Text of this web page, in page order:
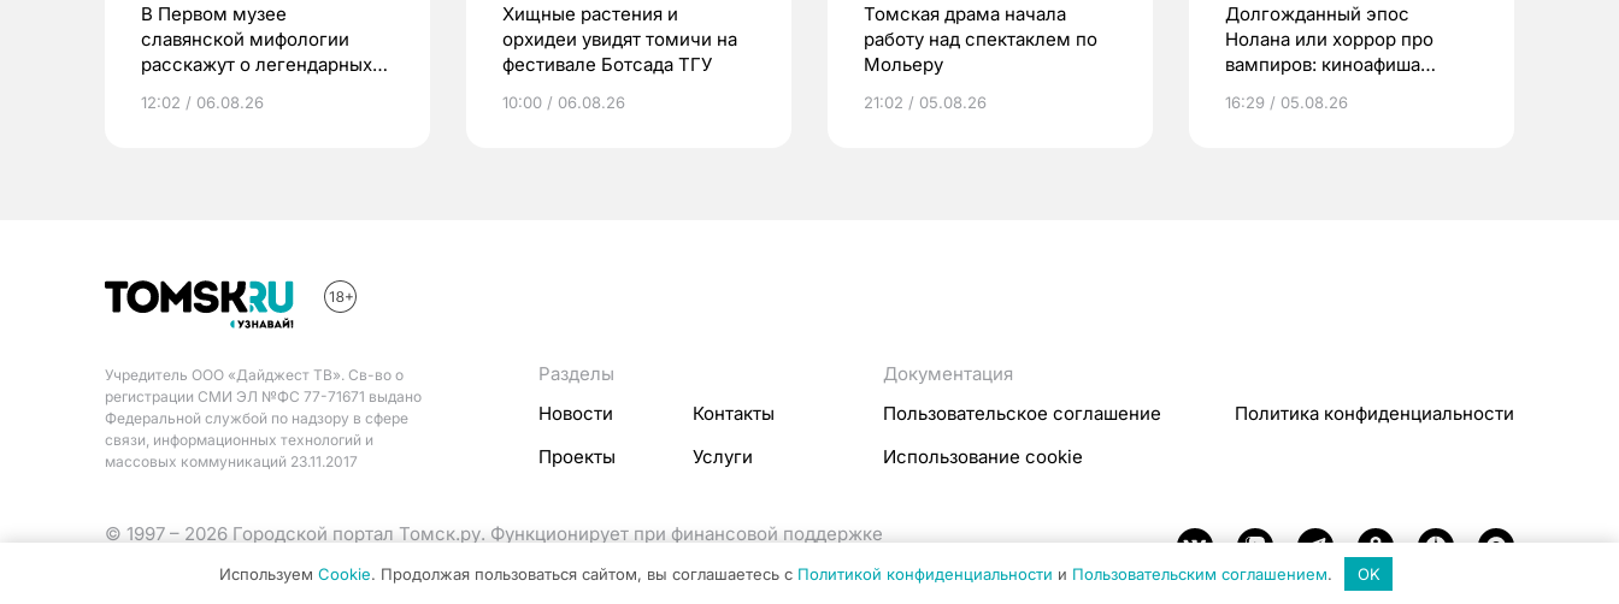
В Первом музее
славянской мифологии
расскажут о легендарных
12:02 / 06.08.26
Хищные растения и
орхидеи увидят томичи на
фестивале Ботсада ТГУ
10:00 / 06.08.26
Томская драма начала
работу над спектаклем по
Мольеру
21:02 / 05.08.26
Долгожданный эпос
Нолана или хоррор про
вампиров: киноафиша
16:29 / 05.08.26
Учредитель ООО «Дайджест ТВ». Св-во о
регистрации СМИ ЭЛ №ФС 77-71671 выдано
Федеральной службой по надзору в сфере
связи, информационных технологий и
массовых коммуникаций 23.11.2017
Разделы
Новости
Контакты
Проекты
Услуги
Документация
Пользовательское соглашение
Политика конфиденциальности
Использование cookie
© 1997 – 2026 Городской портал Томск.ру. Функционирует при финансовой поддержке
Используем Cookie. Продолжая пользоваться сайтом, вы соглашаетесь с Политикой конфиденциальности и Пользовательским соглашением. OK